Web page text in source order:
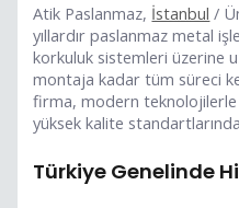
Atik Paslanmaz, İstanbul /
yıllardır paslanmaz metal
korkuluk sistemleri üzerine
montaja kadar tüm süreci
firma, modern teknolojilerle
yüksek kalite
Türkiye Genelinde